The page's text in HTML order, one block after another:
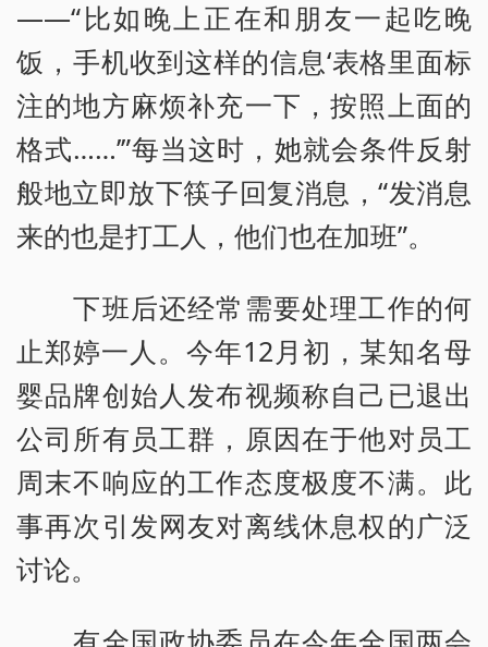
——“比如晚上正在和朋友一起吃晚
饭，手机收到这样的信息‘表格里面标
注的地方麻烦补充一下，按照上面的
格式……’”每当这时，她就会条件反射
般地立即放下筷子回复消息，“发消息
来的也是打工人，他们也在加班”。
下班后还经常需要处理工作的何
止郑婷一人。今年12月初，某知名母
婴品牌创始人发布视频称自己已退出
公司所有员工群，原因在于他对员工
周末不响应的工作态度极度不满。此
事再次引发网友对离线休息权的广泛
讨论。